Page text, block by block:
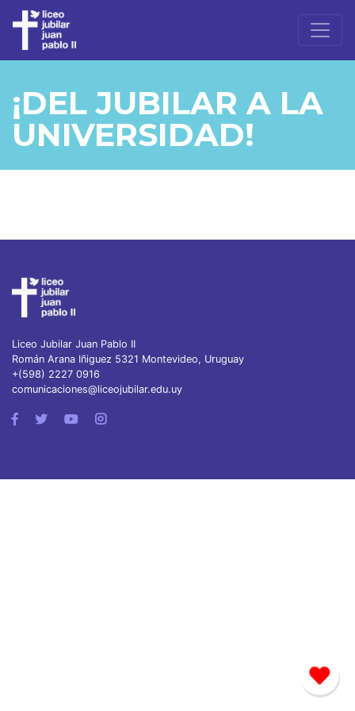
¡DEL JUBILAR A LA
UNIVERSIDAD!
Liceo Jubilar Juan Pablo II
Román Arana Iñiguez 5321 Montevideo, Uruguay
+(598) 2227 0916
comunicaciones@liceojubilar.edu.uy